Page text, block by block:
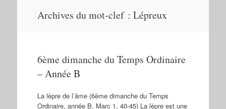
Archives du mot-clef : Lépreux
6ème dimanche du Temps Ordinaire
– Année B
La lèpre de l’âme (6ème dimanche du Temps
Ordinaire, année B, Marc 1, 40-45) La lèpre est une